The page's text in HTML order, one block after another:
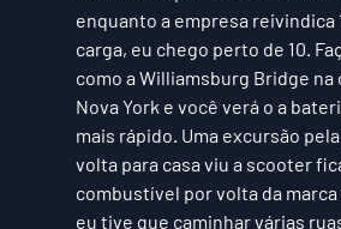
enquanto a empresa reivindica
carga, eu chego perto de 10.
como a Williamsburg Bridge na
Nova York e você verá o a
mais rápido. Uma excursão
volta para casa viu a scooter
combustível por volta da marca
eu tive que caminhar várias